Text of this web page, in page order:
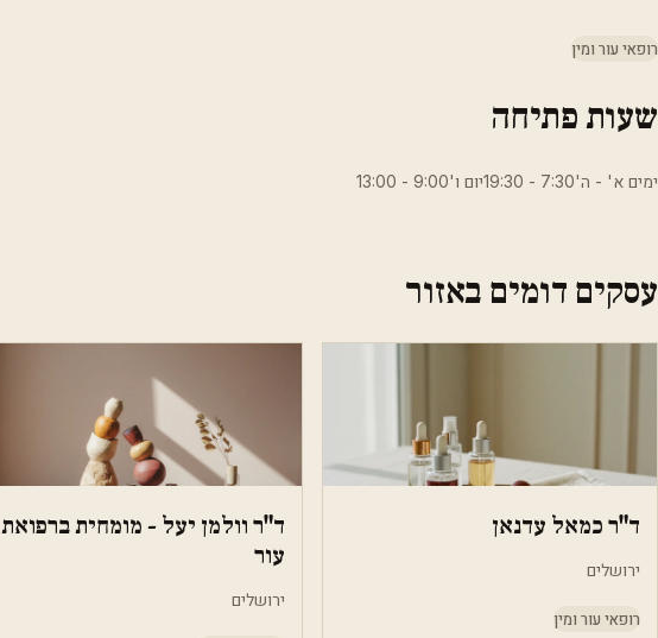
רופאי עור ומין
שעות פתיחה
ימים א' - ה'7:30 - 19:30יום ו'9:00 - 13:00
עסקים דומים באזור
ד"ר כמאל עדנאן
ירושלים
רופאי עור ומין
ד"ר וולמן יעל - מומחית ברפואת
עור
ירושלים